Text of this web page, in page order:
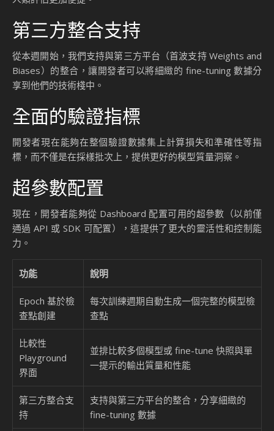
第三方整合支持
從本週開始，我們支持與第三方平台（首波支持 Weights and
Biases）的整合，讓開發者可以將細緻的 fine-tuning 數據分
享到他們的技術棧中。
全面的驗證指標
開發者現在能夠在整個驗證數據集上計算損失和準確性等指
標，而不僅是在採樣批次上，提供更好的模型質量洞察。
超參數配置
現在，開發者能夠從 Dashboard 配置可用的超參數（以前僅
通過 API 或 SDK 可配置），這提供了更大的靈活性和控制能
力。
功能 說明
Epoch 基於檢
查點創建
每次訓練週期自動生成一個完整的模型檢
查點
比較性
Playground
界面
並排比較多個模型或 fine-tune 快照與單
一提示的輸出質量和性能
第三方整合支
持
支持與第三方平台的整合，分享細緻的
fine-tuning 數據